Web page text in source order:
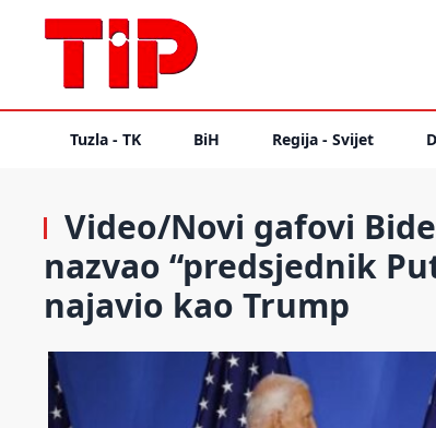
Tuzla - TK BiH Regija - Svijet
Video/Novi gafovi
nazvao “predsjednik
najavio kao Trump